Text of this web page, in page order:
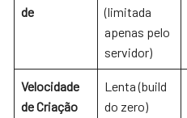
de
(limitada
apenas pelo
servidor)
Velocidade
de Criação
Lenta (build
do zero)